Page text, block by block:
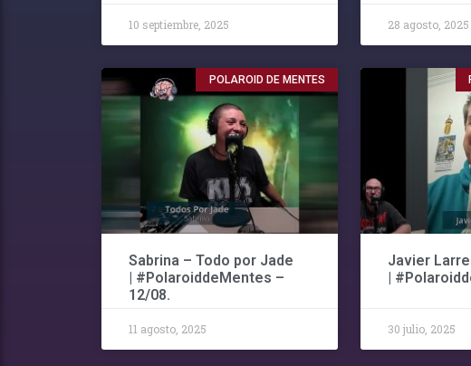
10 septiembre, 2025 28 agosto, 2025
POLAROID DE MENTES
Sabrina – Todo por Jade
| #PolaroiddeMentes –
12/08.
11 agosto, 2025
Javier
|
30 julio, 2025